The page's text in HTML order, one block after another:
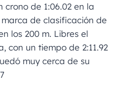
de 1:06.02 en la
de clasificación de
los 200 m. Libres el
con un tiempo de 2:11.92
muy cerca de su